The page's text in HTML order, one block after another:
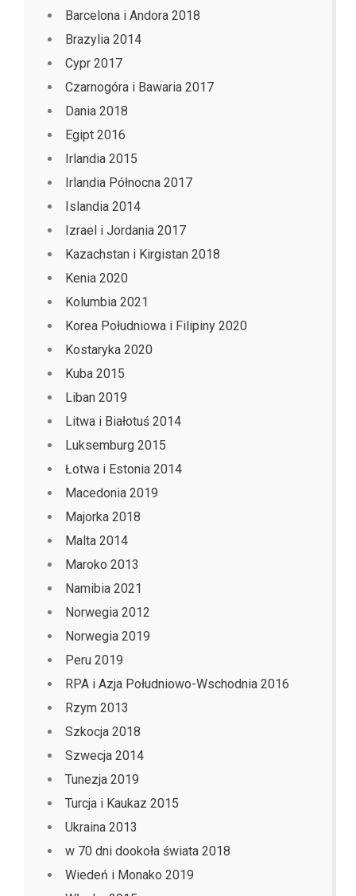
Barcelona i Andora 2018
Brazylia 2014
Cypr 2017
Czarnogóra i Bawaria 2017
Dania 2018
Egipt 2016
Irlandia 2015
Irlandia Północna 2017
Islandia 2014
Izrael i Jordania 2017
Kazachstan i Kirgistan 2018
Kenia 2020
Kolumbia 2021
Korea Południowa i Filipiny 2020
Kostaryka 2020
Kuba 2015
Liban 2019
Litwa i Białotuś 2014
Luksemburg 2015
Łotwa i Estonia 2014
Macedonia 2019
Majorka 2018
Malta 2014
Maroko 2013
Namibia 2021
Norwegia 2012
Norwegia 2019
Peru 2019
RPA i Azja Południowo-Wschodnia 2016
Rzym 2013
Szkocja 2018
Szwecja 2014
Tunezja 2019
Turcja i Kaukaz 2015
Ukraina 2013
w 70 dni dookoła świata 2018
Wiedeń i Monako 2019